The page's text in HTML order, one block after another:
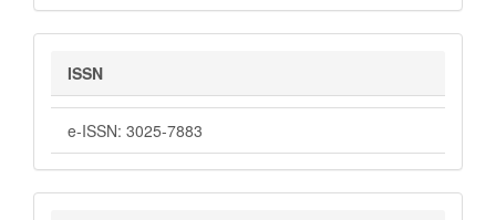
ISSN
e-ISSN: 3025-7883